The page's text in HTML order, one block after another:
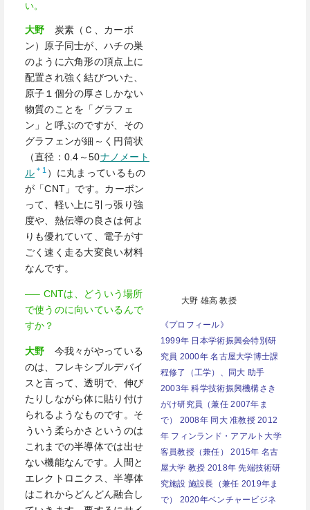
い。
大野 炭素（Ｃ、カーボ
ン）原子同士が、ハチの巣
のように六角形の頂点上に
配置され強く結びついた、
原子１個分の厚さしかない
物質のことを「グラフェ
ン」と呼ぶのですが、その
グラフェンが細～く円筒状
（直径：0.4～50ナノメート
ル ＊1 ）に丸まっているもの
が「CNT」です。カーボン
って、軽い上に引っ張り強
度や、熱伝導の良さは何よ
りも優れていて、電子がす
ごく速く走る大変良い材料
なんです。
—– CNTは、どういう場所
で使うのに向いているんで
すか？
大野 今我々がやっている
のは、フレキシブルデバイ
スと言って、透明で、伸び
たりしながら体に貼り付け
られるようなものです。そ
ういう柔らかさというのは
これまでの半導体では出せ
ない機能なんです。人間と
エレクトロニクス、半導体
はこれからどんどん融合し
大野 雄高 教授
《プロフィール》
1999年 日本学術振興会特別研
究員 2000年 名古屋大学博士課
程修了（工学）、同大 助手
2003年 科学技術振興機構さき
がけ研究員（兼任 2007年ま
で） 2008年 同大 准教授 2012
年 フィンランド・アアルト大学
客員教授（兼任） 2015年 名古
屋大学 教授 2018年 先端技術研
究施設 施設長（兼任 2019年ま
で） 2020年ベンチャービジネ